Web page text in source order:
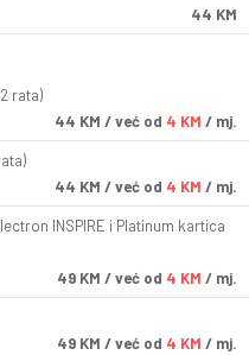
44 KM
rata)
44 KM / već od 4 KM / mj.
44 KM / već od 4 KM / mj.
INSPIRE i Platinum kartica
49 KM / već od 4 KM / mj.
49 KM / već od 4 KM / mj.